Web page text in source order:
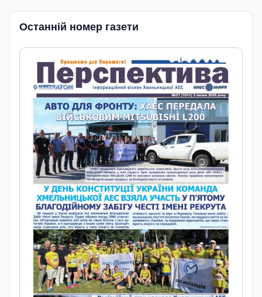
Останній номер газети